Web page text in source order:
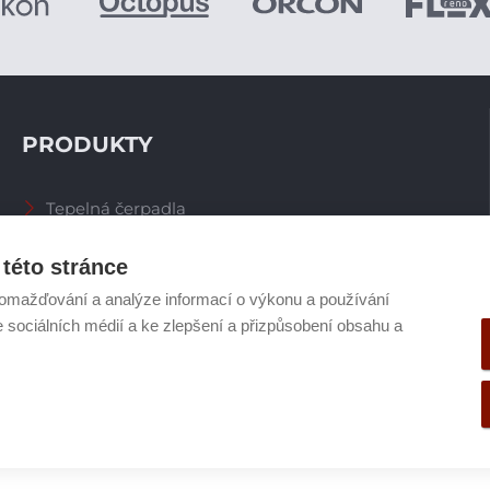
stránce
a analýze informací o výkonu a používání
médií a ke zlepšení a přizpůsobení obsahu a
PRODUKTY
Tepelná čerpadla
Zásobníky TV
Plynové kotle
Ostatní příslušenství